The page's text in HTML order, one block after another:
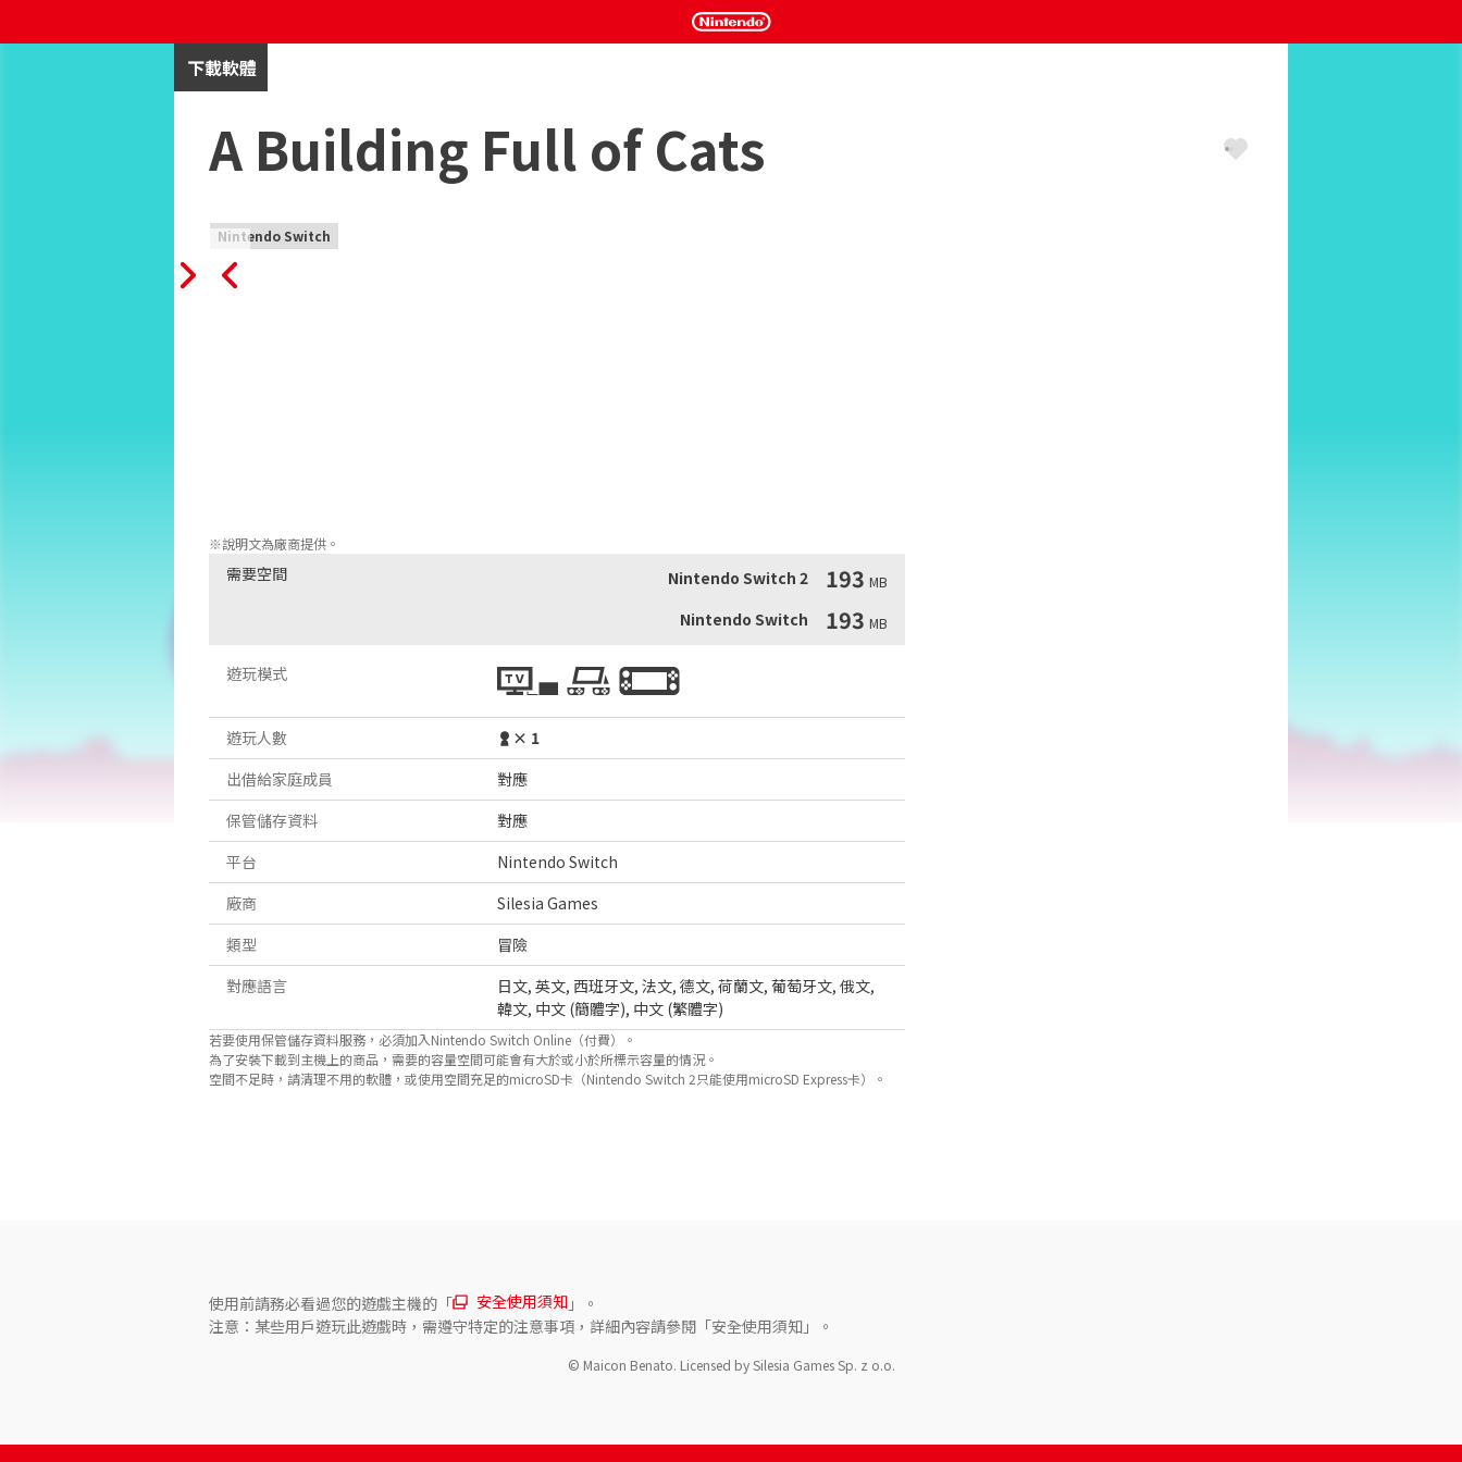
下載軟體
A Building Full of Cats
Nintendo Switch
※說明文為廠商提供。
需要空間 Nintendo Switch 2 193 MB
Nintendo Switch 193 MB
遊玩模式
遊玩人數
× 1
出借給家庭成員
對應
保管儲存資料
對應
平台
Nintendo Switch
廠商
Silesia Games
類型
冒險
對應語言
日文,英文,西班牙文,法文,德文,荷蘭文,葡萄牙文,俄文,
韓文, 中文 (簡體字), 中文 (繁體字)
若要使用保管儲存資料服務，必須加入Nintendo Switch Online（付費）。
為了安裝下載到主機上的商品，需要的容量空間可能會有大於或小於所標示容量的情況。
空間不足時，請清理不用的軟體，或使用空間充足的microSD卡（Nintendo Switch 2只能使用microSD Express卡）。
使用前請務必看過您的遊戲主機的「 安全使用須知 」。
注意：某些用戶遊玩此遊戲時，需遵守特定的注意事項，詳細內容請參閱「安全使用須知」。
© Maicon Benato. Licensed by Silesia Games Sp. z o.o.